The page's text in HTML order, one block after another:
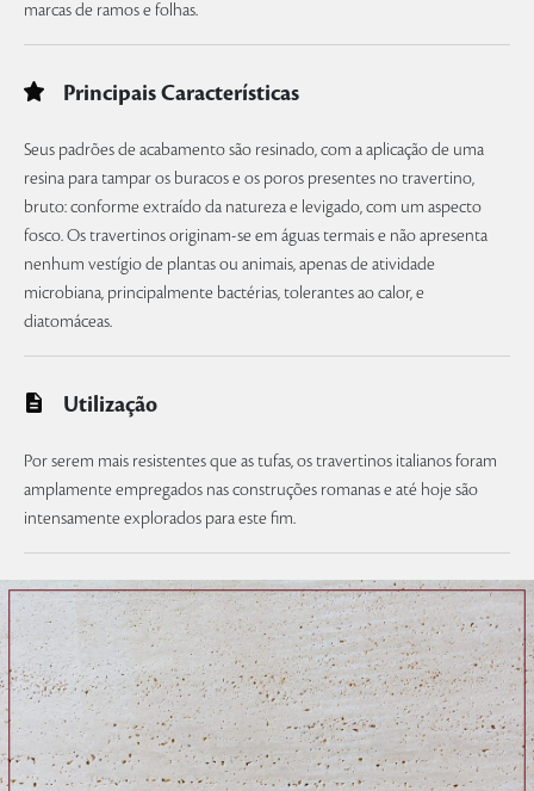
marcas de ramos e folhas.
Principais Características
Seus padrões de acabamento são resinado, com a aplicação de uma
resina para tampar os buracos e os poros presentes no travertino,
bruto: conforme extraído da natureza e levigado, com um aspecto
fosco. Os travertinos originam-se em águas termais e não apresenta
nenhum vestígio de plantas ou animais, apenas de atividade
microbiana, principalmente bactérias, tolerantes ao calor, e
diatomáceas.
Utilização
Por serem mais resistentes que as tufas, os travertinos italianos foram
amplamente empregados nas construções romanas e até hoje são
intensamente explorados para este fim.